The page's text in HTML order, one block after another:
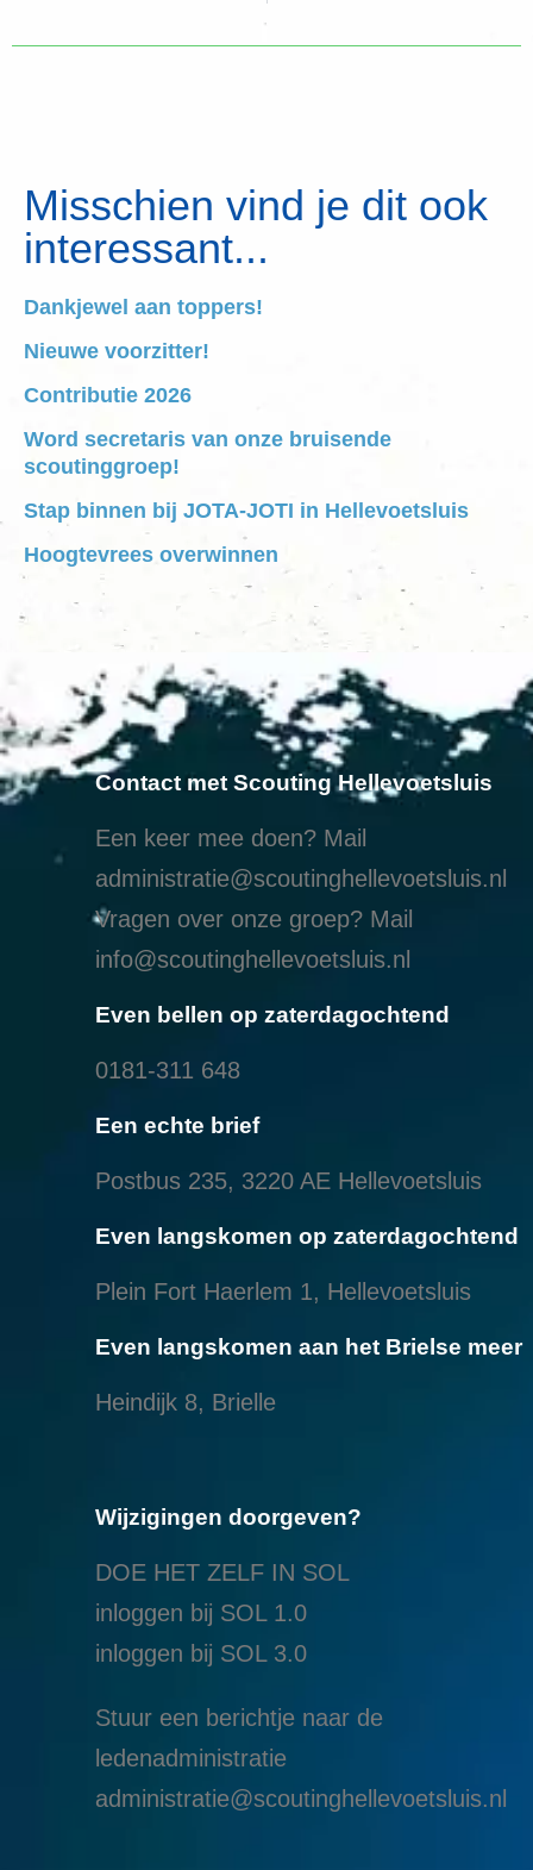
Misschien vind je dit ook
interessant...
Dankjewel aan toppers!
Nieuwe voorzitter!
Contributie 2026
Word secretaris van onze bruisende
scoutinggroep!
Stap binnen bij JOTA-JOTI in Hellevoetsluis
Hoogtevrees overwinnen
Contact met Scouting Hellevoetsluis
Een keer mee doen? Mail
administratie@scoutinghellevoetsluis.nl
Vragen over onze groep? Mail
info@scoutinghellevoetsluis.nl
Even bellen op zaterdagochtend
0181-311 648
Een echte brief
Postbus 235, 3220 AE Hellevoetsluis
Even langskomen op zaterdagochtend
Plein Fort Haerlem 1, Hellevoetsluis
Even langskomen aan het Brielse meer
Heindijk 8, Brielle
Wijzigingen doorgeven?
DOE HET ZELF IN SOL
inloggen bij SOL 1.0
inloggen bij SOL 3.0
Stuur een berichtje naar de
ledenadministratie
administratie@scoutinghellevoetsluis.nl